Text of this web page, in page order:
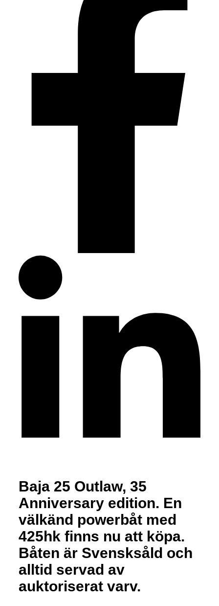
Baja 25 Outlaw, 35
Anniversary edition. En
välkänd powerbåt med
425hk finns nu att köpa.
Båten är Svensksåld och
alltid servad av
auktoriserat varv.